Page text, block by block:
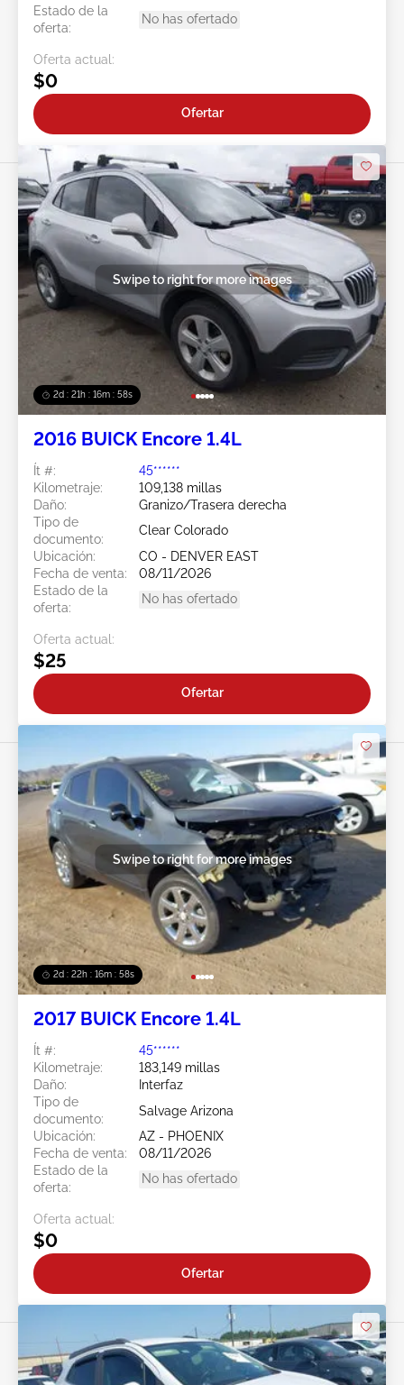
Estado de la
oferta:
No has ofertado
Oferta actual:
$0
Ofertar
2d : 21h : 16m : 55s
Swipe to right for more images
2016 BUICK Encore 1.4L
Ít #:
45******
Kilometraje:
109,138 millas
Daño:
Granizo/Trasera derecha
Tipo de
documento:
Clear Colorado
Ubicación:
CO - DENVER EAST
Fecha de venta:
08/11/2026
Estado de la
oferta:
No has ofertado
Oferta actual:
$25
Ofertar
2d : 22h : 16m : 55s
Swipe to right for more images
2017 BUICK Encore 1.4L
Ít #:
45******
Kilometraje:
183,149 millas
Daño:
Interfaz
Tipo de
documento:
Salvage Arizona
Ubicación:
AZ - PHOENIX
Fecha de venta:
08/11/2026
Estado de la
oferta:
No has ofertado
Oferta actual:
$0
Ofertar